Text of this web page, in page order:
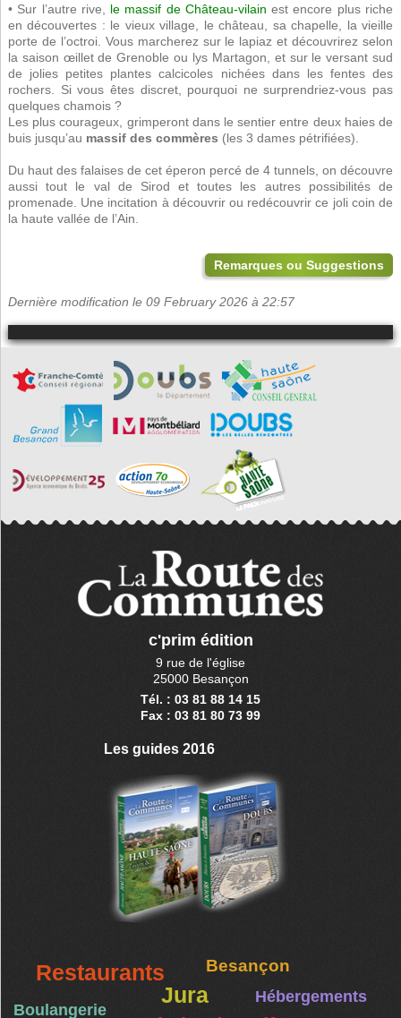
• Sur l’autre rive, le massif de Château-vilain est encore plus riche
en découvertes : le vieux village, le château, sa chapelle, la vieille
porte de l’octroi. Vous marcherez sur le lapiaz et découvrirez selon
la saison œillet de Grenoble ou lys Martagon, et sur le versant sud
de jolies petites plantes calcicoles nichées dans les fentes des
rochers. Si vous êtes discret, pourquoi ne surprendriez-vous pas
quelques chamois ?
Les plus courageux, grimperont dans le sentier entre deux haies de
buis jusqu’au massif des commères (les 3 dames pétrifiées).
Du haut des falaises de cet éperon percé de 4 tunnels, on découvre
aussi tout le val de Sirod et toutes les autres possibilités de
promenade. Une incitation à découvrir ou redécouvrir ce joli coin de
la haute vallée de l’Ain.
Remarques ou Suggestions
Dernière modification le 09 February 2026 à 22:57
c'prim édition
9 rue de l'église
25000 Besançon
Tél. : 03 81 88 14 15
Fax : 03 81 80 73 99
Les guides 2016
Restaurants Besançon
Jura Hébergements
Boulangerie